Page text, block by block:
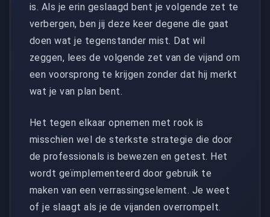
is. Als je erin geslaagd bent je volgende zet te
verbergen, ben jij deze keer degene die gaat
doen wat je tegenstander mist. Dat wil
zeggen, lees de volgende zet van de vijand om
een ​​voorsprong te krijgen zonder dat hij merkt
wat je van plan bent.
Het tegen elkaar opnemen met rook is
misschien wel de sterkste strategie die door
de professionals is bewezen en getest. Het
wordt geïmplementeerd door gebruik te
maken van een verrassingselement. Je weet
of je slaagt als je de vijanden overrompelt.